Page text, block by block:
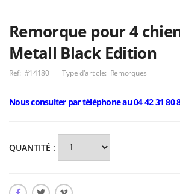
Remorque pour 4
Metall Black Edition
Ref: #14180 Type d'article: Remorques
Nous consulter par téléphone au 04 42 31 80
QUANTITÉ :